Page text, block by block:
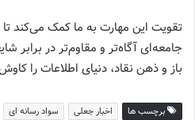
تقویت این مهارت به ما کمک می‌کند تا
جامعه‌ای آگاه‌تر و مقاوم‌تر در برابر
باز و ذهن نقاد، دنیای اطلاعات را
برچسب ها اخبار جعلی سواد رسانه ای